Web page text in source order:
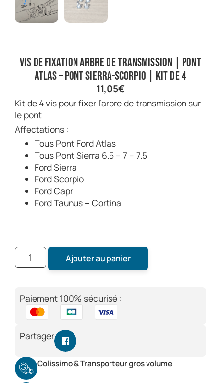
Vis de fixation arbre de transmission | Pont
Atlas – Pont Sierra-Scorpio | Kit de 4
11,05€
Kit de 4 vis pour fixer l’arbre de transmission sur
le pont
Affectations :
Tous Pont Ford Atlas
Tous Pont Sierra 6.5 – 7 – 7.5
Ford Sierra
Ford Scorpio
Ford Capri
Ford Taunus – Cortina
Ajouter au panier
Paiement 100% sécurisé :
Partager
Colissimo & Transporteur gros volume